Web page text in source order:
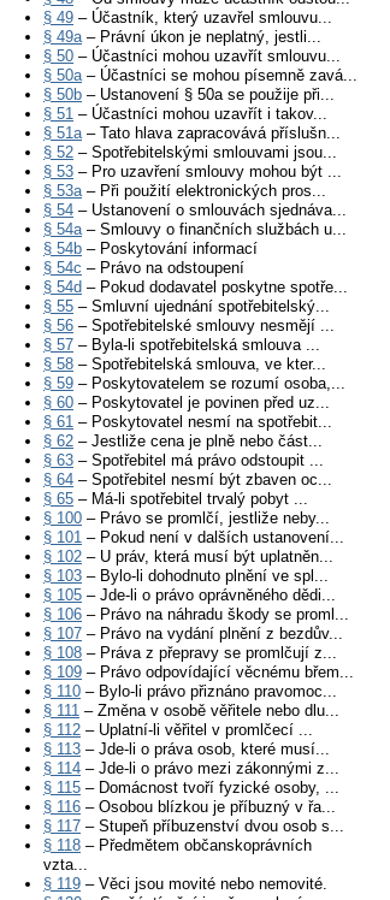
§ 49 – Účastník, který uzavřel smlouvu...
§ 49a– Právní úkon je neplatný, jestli...
§ 50 – Účastníci mohou uzavřít smlouvu...
§ 50a– Účastníci se mohou písemně zavá...
§ 50b – Ustanovení § 50a se použije při...
§ 51 – Účastníci mohou uzavřít i takov...
§ 51a– Tato hlava zapracovává příslušn...
§ 52 – Spotřebitelskými smlouvami jsou...
§ 53 – Pro uzavření smlouvy mohou být ...
§ 53a– Při použití elektronických pros...
§ 54 – Ustanovení o smlouvách sjednáva...
§ 54a– Smlouvy o finančních službách u...
§ 54b – Poskytování informací
§ 54c – Právo na odstoupení
§ 54d – Pokud dodavatel poskytne spotře...
§ 55 – Smluvní ujednání spotřebitelský...
§ 56 – Spotřebitelské smlouvy nesmějí ...
§ 57 – Byla-li spotřebitelská smlouva ...
§ 58 – Spotřebitelská smlouva, ve kter...
§ 59 – Poskytovatelem se rozumí osoba,...
§ 60 – Poskytovatel je povinen před uz...
§ 61 – Poskytovatel nesmí na spotřebit...
§ 62 – Jestliže cena je plně nebo část...
§ 63 – Spotřebitel má právo odstoupit ...
§ 64 – Spotřebitel nesmí být zbaven oc...
§ 65 – Má-li spotřebitel trvalý pobyt ...
§ 100 – Právo se promlčí, jestliže neby...
§ 101 – Pokud není v dalších ustanovení...
§ 102 – U práv, která musí být uplatněn...
§ 103 – Bylo-li dohodnuto plnění ve spl...
§ 105 – Jde-li o právo oprávněného dědi...
§ 106 – Právo na náhradu škody se proml...
§ 107 – Právo na vydání plnění z bezdův...
§ 108 – Práva z přepravy se promlčují z...
§ 109 – Právo odpovídající věcnému břem...
§ 110 – Bylo-li právo přiznáno pravomoc...
§ 111 – Změna v osobě věřitele nebo dlu...
§ 112 – Uplatní-li věřitel v promlčecí ...
§ 113 – Jde-li o práva osob, které musí...
§ 114 – Jde-li o právo mezi zákonnými z...
§ 115 – Domácnost tvoří fyzické osoby, ...
§ 116 – Osobou blízkou je příbuzný v řa...
§ 117 – Stupeň příbuzenství dvou osob s...
§ 118 – Předmětem občanskoprávních
vzta...
§ 119 – Věci jsou movité nebo nemovité.